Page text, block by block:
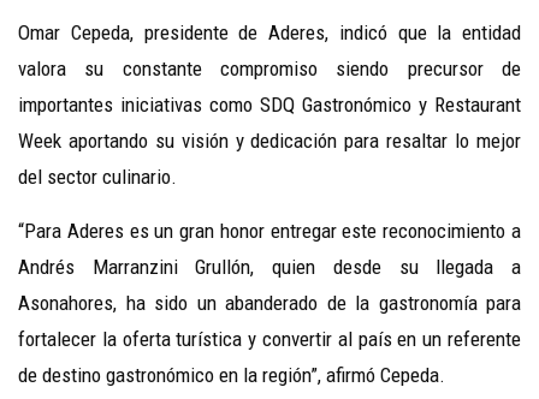
Omar Cepeda, presidente de Aderes, indicó que la entidad
valora su constante compromiso siendo precursor de
importantes iniciativas como SDQ Gastronómico y Restaurant
Week aportando su visión y dedicación para resaltar lo mejor
del sector culinario.
“Para Aderes es un gran honor entregar este reconocimiento a
Andrés Marranzini Grullón, quien desde su llegada a
Asonahores, ha sido un abanderado de la gastronomía para
fortalecer la oferta turística y convertir al país en un referente
de destino gastronómico en la región”, afirmó Cepeda.